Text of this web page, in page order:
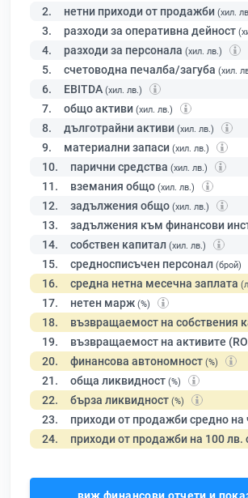
2. нетни приходи от продажби (хил.
3. разходи за оперативна дейност
4. разходи за персонала (хил. лв.)
5. счетоводна печалба/загуба (хил.
6. EBITDA (хил. лв.)
7. общо активи (хил. лв.)
8. дълготрайни активи (хил. лв.)
9. материални запаси (хил. лв.)
10. парични средства (хил. лв.)
11. вземания общо (хил. лв.)
12. задължения общо (хил. лв.)
13. задължения към финансови
14. собствен капитал (хил. лв.)
15. средносписъчен персонал (брой)
16. средна нетна месечна заплата
17. нетен марж (%)
18. възвращаемост на собствения
19. възвращаемост на активите
20. финансова автономност (%)
21. обща ликвидност (%)
22. бърза ликвидност (%)
23. приходи от продажби средно на
24. приходи от продажби на 100 лв.